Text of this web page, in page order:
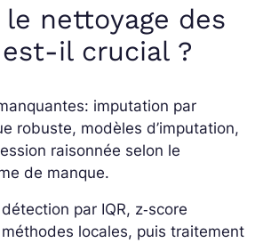
le nettoyage des
il crucial ?
imputation par
robuste, modèles d’imputation,
raisonnée selon le
de manque.
par IQR, z‑score
locales, puis traitement